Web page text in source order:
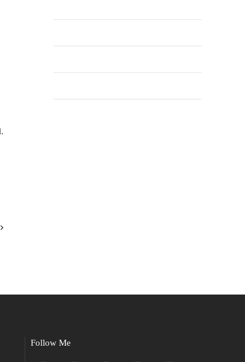
Follow Me